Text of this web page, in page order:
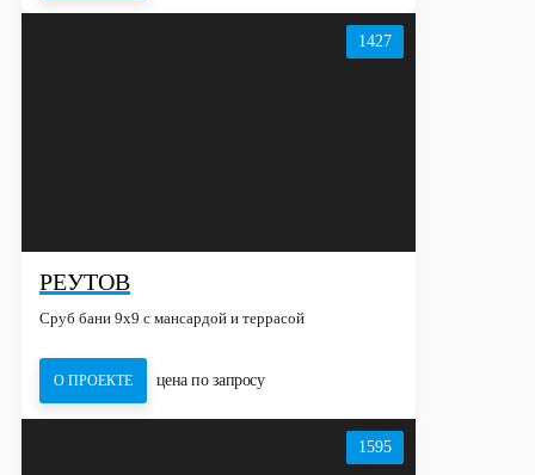
1427
РЕУТОВ
Сруб бани 9х9 с мансардой и террасой
О ПРОЕКТЕ цена по запросу
1595